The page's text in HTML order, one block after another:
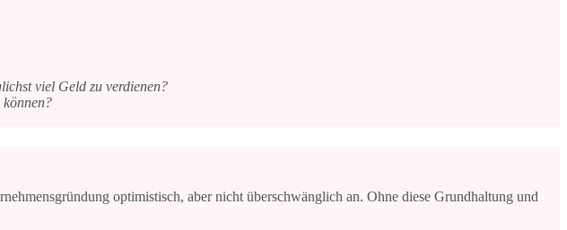
viel Geld zu verdienen?
können?
optimistisch, aber nicht überschwänglich an. Ohne diese Grundhaltung und